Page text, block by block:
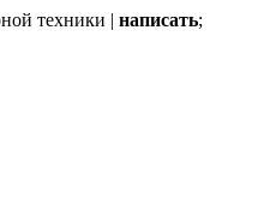
техники | написать;